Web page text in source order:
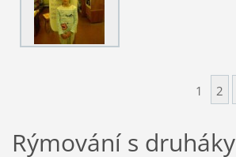
1 2
Rýmování s druháky